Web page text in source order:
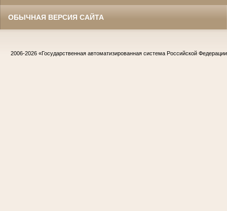
ОБЫЧНАЯ ВЕРСИЯ САЙТА
2006-2026 «Государственная автоматизированная система Российской